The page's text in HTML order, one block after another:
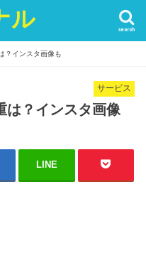
ル search
？インスタ画像も
サービス
は？インスタ画像
LINE